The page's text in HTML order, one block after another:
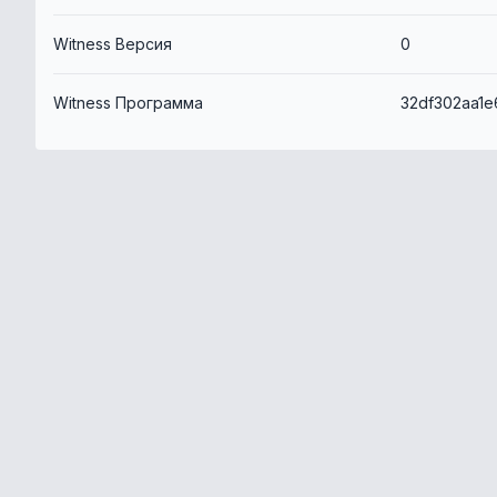
Witness Версия 0
Witness Программа